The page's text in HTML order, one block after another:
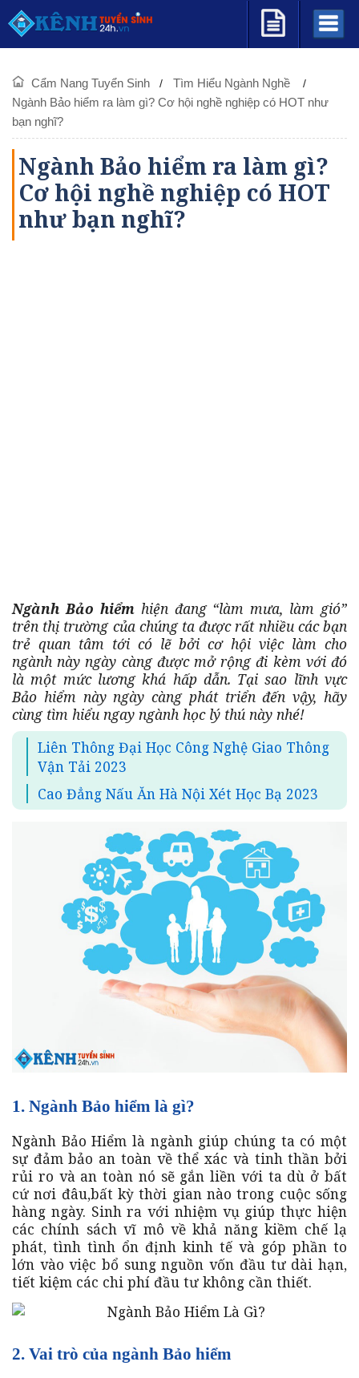
Cẩm Nang Tuyển Sinh
Tìm Hiểu Ngành Nghề
Ngành Bảo hiểm ra làm gì? Cơ hội nghề nghiệp có HOT như
bạn nghĩ?
Ngành Bảo hiểm ra làm gì?
Cơ hội nghề nghiệp có HOT
như bạn nghĩ?
Ngành Bảo hiểmhiện đang “làm mưa, làm gió”
trên thị trường của chúng ta được rất nhiều các bạn
trẻ quan tâm tới có lẽ bởi cơ hội việc làm cho
ngành này ngày càng được mở rộng đi kèm với đó
là một mức lương khá hấp dẫn. Tại sao lĩnh vực
Bảo hiểm này ngày càng phát triển đến vậy, hãy
cùng tìm hiểu ngay ngành học lý thú này nhé!
Liên Thông Đại Học Công Nghệ Giao Thông
Vận Tải 2023
Cao Đẳng Nấu Ăn Hà Nội Xét Học Bạ 2023
1. Ngành Bảo hiểm là gì?
Ngành Bảo Hiểm là ngành giúp chúng ta có một
sự đảm bảo an toàn về thể xác và tinh thần bởi
rủi ro và an toàn nó sẽ gắn liền với ta dù ở bất
cứ nơi đâu,bất kỳ thời gian nào trong cuộc sống
hàng ngày. Sinh ra với nhiệm vụ giúp thực hiện
các chính sách vĩ mô về khả năng kiềm chế lạ
phát, tình tình ổn định kinh tế và góp phần to
lớn vào việc bổ sung nguồn vốn đầu tư dài hạn,
tiết kiệm các chi phí đầu tư không cần thiết.
2. Vai trò của ngành Bảo hiểm